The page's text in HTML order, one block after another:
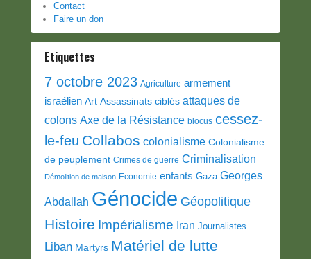
Contact
Faire un don
Etiquettes
7 octobre 2023 Agriculture armement
israélien Art Assassinats ciblés attaques de
colons Axe de la Résistance blocus cessez-
le-feu Collabos colonialisme Colonialisme
de peuplement Crimes de guerre Criminalisation
Démolition de maison Economie enfants Gaza Georges
Abdallah Génocide Géopolitique
Histoire Impérialisme Iran Journalistes
Liban Martyrs Matériel de lutte